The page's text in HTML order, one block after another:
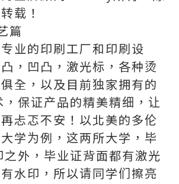
载！
篇
业的印刷工厂和印刷设
，凹凸，激光标，各种烫
全，以及目前独家拥有的
保证产品的精美精细，让
忐忑不安！以北美的多伦
学为例，这两所大学，毕
外，毕业证背面都有激光
水印，所以请同学们擦亮